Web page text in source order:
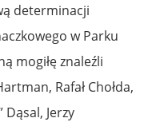
determinacji
w Parku
mogiłę znaleźli
Rafał Chołda,
Dąsal, Jerzy